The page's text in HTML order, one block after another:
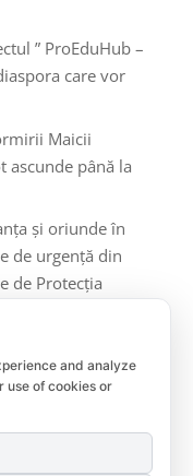
” ProEduHub –
care vor
Maicii
ascunde până la
și oriunde în
de urgență din
de Protecția
and analyze
use of cookies or